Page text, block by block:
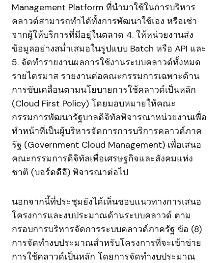
Management Platform ที่นำมาใช้ในการบริหาร
คลาวด์สามารถทำได้ทั้งการพัฒนาใช้เอง หรือเช่า
จากผู้ให้บริการที่มีอยู่ในตลาด 4. ให้หน่วยงานส่ง
ข้อมูลอย่างสม่ำเสมอในรูปแบบ Batch หรือ API และ
5. จัดทำรายงานผลการใช้งานระบบคลาวด์ทั้งหมด
รายไตรมาส รายงานต่อคณะกรรมการเฉพาะด้าน
การขับเคลื่อนตามนโยบายการใช้คลาวด์เป็นหลัก
(Cloud First Policy) โดยมอบหมายให้คณะ
กรรมการพัฒนารัฐบาลดิจิทัลพิจารณาหน่วยงานเพื่อ
ทำหน้าที่เป็นผู้บริหารจัดการการบริการคลาวด์ภาค
รัฐ (Government Cloud Management) เพื่อเสนอ
คณะกรรมการดิจิทัลเพื่อเศรษฐกิจและสังคมแห่ง
ชาติ (บอร์ดดีอี) พิจารณาต่อไป
นอกจากนี้ที่ประชุมยังได้เห็นชอบแนวทางการเสนอ
โครงการและงบประมาณด้านระบบคลาวด์ ตาม
กรอบการบริหารจัดการระบบคลาวด์ภาครัฐ ข้อ (8)
การจัดทำงบประมาณสำหรับโครงการที่จะเข้าข่าย
การใช้คลาวด์เป็นหลัก โดยการจัดทำงบประมาณ